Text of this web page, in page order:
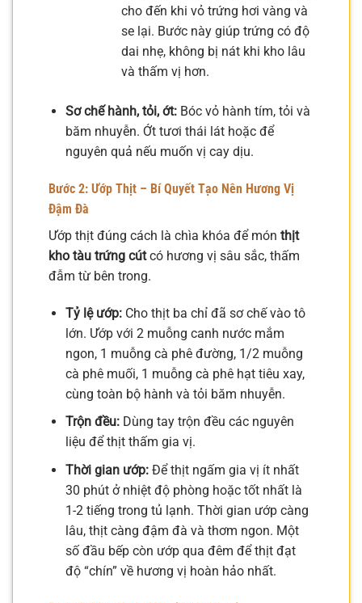
cho đến khi vỏ trứng hơi vàng và
se lại. Bước này giúp trứng có độ
dai nhẹ, không bị nát khi kho lâu
và thấm vị hơn.
Sơ chế hành, tỏi, ớt:Bóc vỏ hành tím, tỏi và
băm nhuyễn. Ớt tươi thái lát hoặc để
nguyên quả nếu muốn vị cay dịu.
Bước 2: Ướp Thịt – Bí Quyết Tạo Nên Hương Vị
Đậm Đà
Ướp thịt đúng cách là chìa khóa để món thịt
kho tàu trứng cútcó hương vị sâu sắc, thấm
đẫm từ bên trong.
Tỷ lệ ướp:Cho thịt ba chỉ đã sơ chế vào tô
lớn. Ướp với 2 muỗng canh nước mắm
ngon, 1 muỗng cà phê đường, 1/2 muỗng
cà phê muối, 1 muỗng cà phê hạt tiêu xay,
cùng toàn bộ hành và tỏi băm nhuyễn.
Trộn đều:Dùng tay trộn đều các nguyên
liệu để thịt thấm gia vị.
Thời gian ướp:Để thịt ngấm gia vị ít nhất
30 phút ở nhiệt độ phòng hoặc tốt nhất là
1-2 tiếng trong tủ lạnh. Thời gian ướp càng
lâu, thịt càng đậm đà và thơm ngon. Một
số đầu bếp còn ướp qua đêm để thịt đạt
độ “chín” về hương vị hoàn hảo nhất.